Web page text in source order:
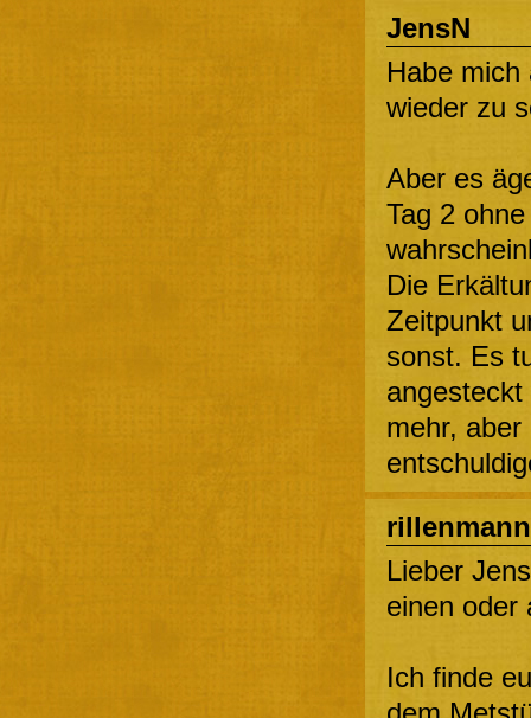
JensN
Habe mich
wieder zu
Aber es
Tag 2
Die
Zeitpunkt
sonst. Es
mehr,
Lieber
einen oder
Ich finde